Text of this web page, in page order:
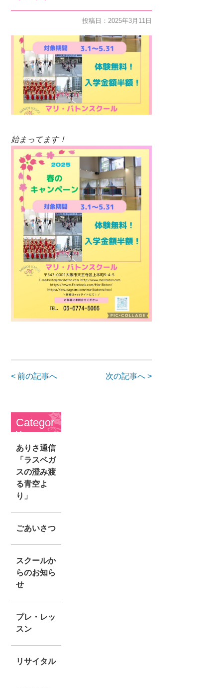
投稿日：2025年3月11日
始まってます！
< 前の記事へ 次の記事へ >
Categor
y
ありさ通信
「ラスベガ
スの澄み渡
る青空よ
り」
ごあいさつ
スクールか
らのお知ら
せ
プレ・レッ
スン
リサイタル